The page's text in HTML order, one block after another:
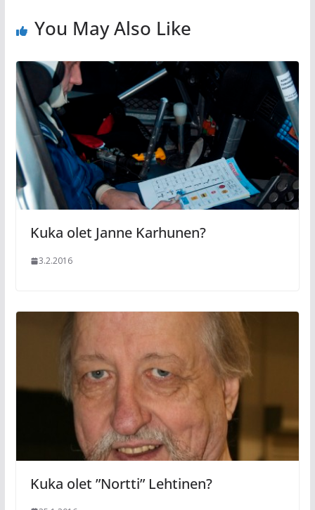
You May Also Like
Kuka olet Janne Karhunen?
3.2.2016
Kuka olet ”Nortti” Lehtinen?